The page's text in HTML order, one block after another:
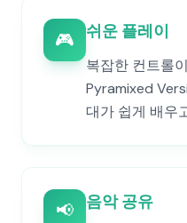
🎮 쉬운 플레이
복잡한 컨트롤
Pyramixed
대가 쉽게 배우
📢 음악 공유